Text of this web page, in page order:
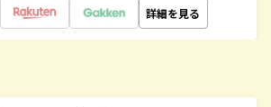
詳細を見る